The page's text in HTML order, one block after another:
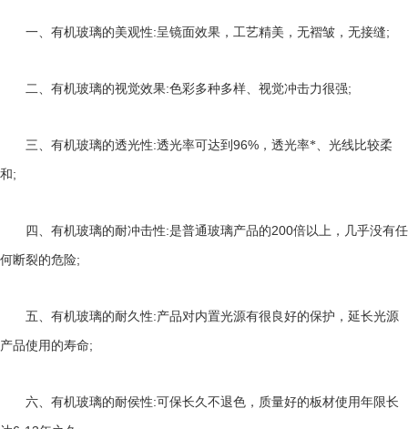
一、有机玻璃的美观性:呈镜面效果，工艺精美，无褶皱，无接缝;
二、有机玻璃的视觉效果:色彩多种多样、视觉冲击力很强;
三、有机玻璃的透光性:透光率可达到 96% ，透光率*、光线比较柔
和 ;
四、有机玻璃的耐冲击性:是普通玻璃产品的200倍以上，几乎没有任
何断裂的危险;
五、有机玻璃的耐久性:产品对内置光源有很良好的保护，延长光源
产品使用的寿命;
六、有机玻璃的耐侯性:可保长久不退色，质量好的板材使用年限长